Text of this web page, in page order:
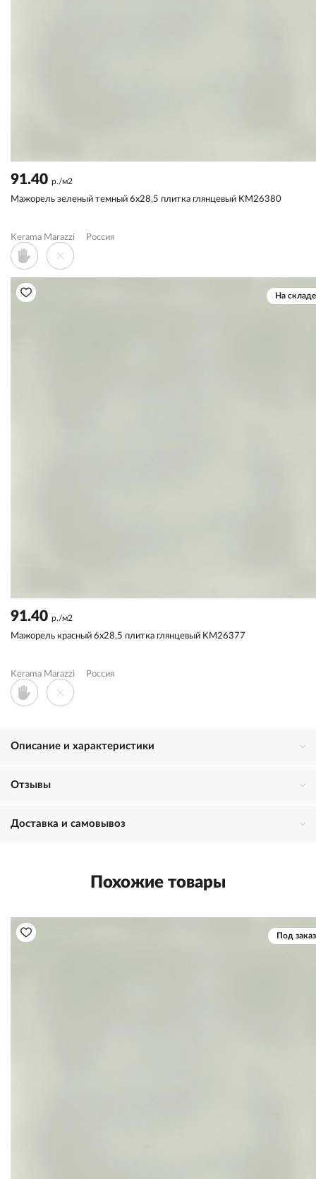
91.40 р./м2
Мажорель зеленый темный 6x28,5 плитка глянцевый KM26380
Kerama Marazzi Россия
На складе
91.40 р./м2
Мажорель красный 6x28,5 плитка глянцевый KM26377
Kerama Marazzi Россия
Описание и характеристики
Отзывы
Доставка и самовывоз
Похожие товары
Под заказ